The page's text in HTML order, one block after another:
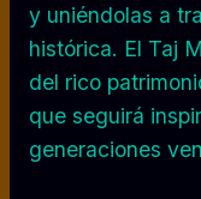
y uniéndolas a
histórica. El Taj
del rico
que seguirá
generaciones